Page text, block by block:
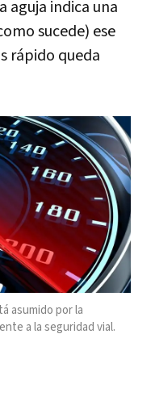
aguja indica una
sucede) ese
rápido queda
asumido por la
a la seguridad vial.